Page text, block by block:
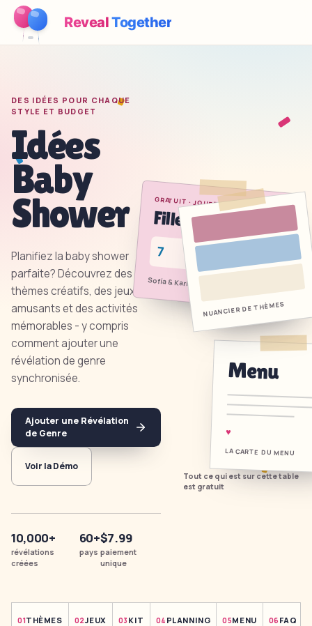
RevealTogether
Démo
Jeux
Blog
Tarifs
Jeux, imprimables et idées pratiques gratuits
Kit à imprimer gratuit
Outils Gratuits
Thèmes
Commencer
DES IDÉES POUR CHAQUE
STYLE ET BUDGET
Idées
Baby
Shower
Planifiez la baby shower
parfaite? Découvrez des
thèmes créatifs, des jeux
amusants et des activités
mémorables - y compris
comment ajouter une
révélation de genre
synchronisée.
Ajouter une Révélation
de Genre
Voir la Démo
10,000+
révélations
créées
60+
pays
$7.99
paiement
unique
Menu
♥
LA CARTE DU MENU
GRATUIT · JOUER ●en direct
Fille ou garçon ?
7
5
Sofía & Karim attendent un bébé
NUANCIER DE THÈMES
Tout ce qui est sur cette table
est gratuit
01THÈMES 02JEUX 03 KIT 04 PLANNING 05MENU 06 FAQ